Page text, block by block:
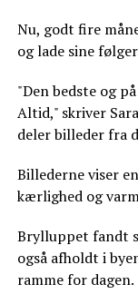
Nu, godt fire
og lade sine
"Den bedste og
Altid," skriver
deler billeder fra
Billederne viser
kærlighed og
Brylluppet fandt
også afholdt i
ramme for dagen.